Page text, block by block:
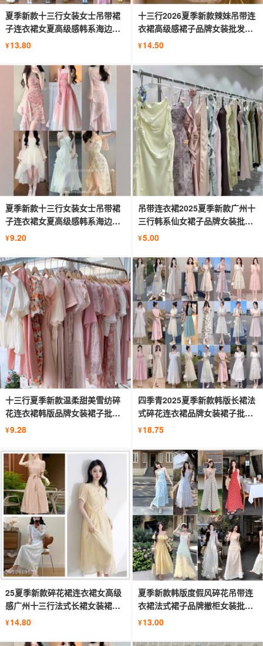
夏季新款十三行女装女士吊带裙
子连衣裙女夏高级感韩系海边度
假风
¥13.80
十三行2026夏季新款辣妹吊带连
衣裙高级感裙子品牌女装批发货
源
¥14.50
夏季新款十三行女装女士吊带裙
子连衣裙女夏高级感韩系海边度
假风
¥9.20
吊带连衣裙2025夏季新款广州十
三行韩系仙女裙子品牌女装批发
货源
¥5.00
十三行夏季新款温柔甜美雪纺碎
花连衣裙韩版品牌女装裙子批发
货源
¥9.28
四季青2025夏季新款韩版长裙法
式碎花连衣裙品牌女装裙子批发
货源
¥18.75
25夏季新款碎花裙连衣裙女高级
感广州十三行法式长裙女装裙子
批发
¥14.80
夏季新款韩版度假风碎花吊带连
衣裙法式裙子品牌撤柜女装批发
货源
¥13.00